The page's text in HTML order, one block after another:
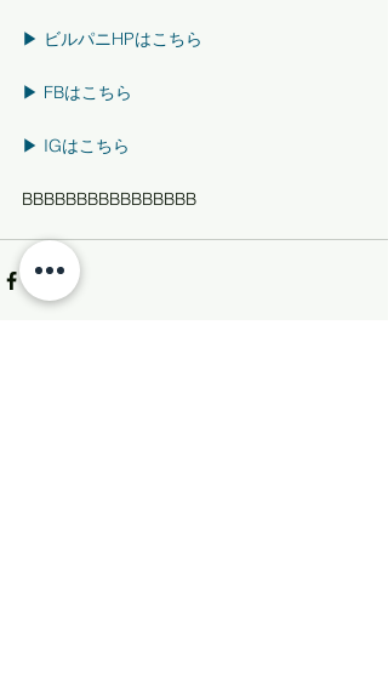
▶︎ ビルパニHPはこちら
▶︎ FBはこちら
▶︎ IGはこちら
BBBBBBBBBBBBBBBB